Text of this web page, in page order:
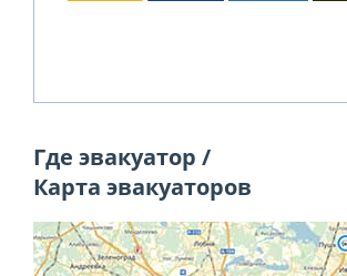
Где эвакуатор /
Карта эвакуаторов